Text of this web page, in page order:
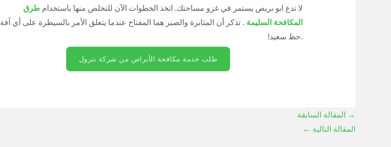
لا تدع ابو بريص يستمر في غزو مساحتك. اتخذ الخطوات الآن للتخلص منها باستخدام طرق
المكافحة السليمة . تذكر أن المثابرة والصبر هما المفتاح عندما يتعلق الأمر بالسيطرة على أي آفة
.حظ سعيد!
طلب خدمة مكافحة الأبراص من شركة نترول
→
المقالة السابقة
المقالة التالية ←